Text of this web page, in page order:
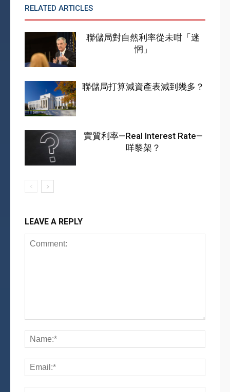
RELATED ARTICLES
聯儲局對自然利率從未咁「迷
惘」
聯儲局打算減資產表減到幾多？
實質利率—Real Interest Rate—
咩黎架？
LEAVE A REPLY